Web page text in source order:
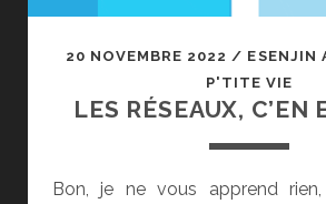
20 NOVEMBRE 2022 / ESENJIN
P'TITE VIE
LES RÉSEAUX, C’EN
Bon, je ne vous apprend